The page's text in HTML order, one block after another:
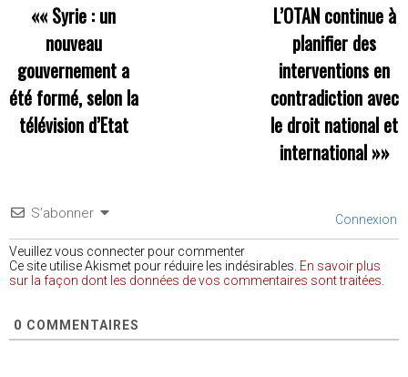
«« Syrie : un
nouveau
gouvernement a
été formé, selon la
télévision d’Etat
L’OTAN continue à
planifier des
interventions en
contradiction avec
le droit national et
international»»
S’abonner Connexion
Veuillez vous connecter pour commenter
Ce site utilise Akismet pour réduire les indésirables. En savoir plus
sur la façon dont les données de vos commentaires sont traitées
0 COMMENTAIRES